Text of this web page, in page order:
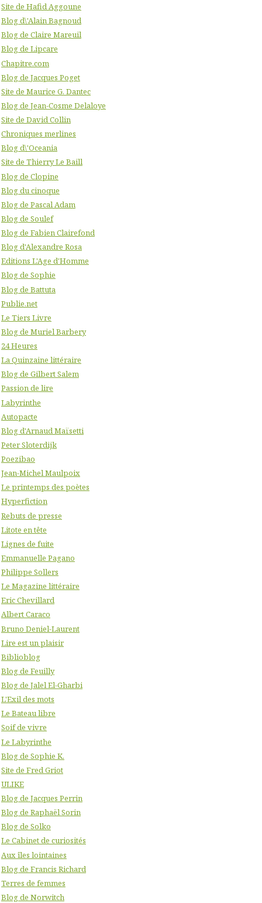
Site de Hafid Aggoune
Blog d\'Alain Bagnoud
Blog de Claire Mareuil
Blog de Lipcare
Chapitre.com
Blog de Jacques Poget
Site de Maurice G. Dantec
Blog de Jean-Cosme Delaloye
Site de David Collin
Chroniques merlines
Blog d\'Oceania
Site de Thierry Le Baill
Blog de Clopine
Blog du cinoque
Blog de Pascal Adam
Blog de Soulef
Blog de Fabien Clairefond
Blog d'Alexandre Rosa
Editions L'Age d'Homme
Blog de Sophie
Blog de Battuta
Publie.net
Le Tiers Livre
Blog de Muriel Barbery
24 Heures
La Quinzaine littéraire
Blog de Gilbert Salem
Passion de lire
Labyrinthe
Autopacte
Blog d'Arnaud Maïsetti
Peter Sloterdijk
Poezibao
Jean-Michel Maulpoix
Le printemps des poètes
Hyperfiction
Rebuts de presse
Litote en tête
Lignes de fuite
Emmanuelle Pagano
Philippe Sollers
Le Magazine littéraire
Eric Chevillard
Albert Caraco
Bruno Deniel-Laurent
Lire est un plaisir
Biblioblog
Blog de Feuilly
Blog de Jalel El-Gharbi
L'Exil des mots
Le Bateau libre
Soif de vivre
Le Labyrinthe
Blog de Sophie K.
Site de Fred Griot
ULIKE
Blog de Jacques Perrin
Blog de Raphaël Sorin
Blog de Solko
Le Cabinet de curiosités
Aux îles lointaines
Blog de Francis Richard
Terres de femmes
Blog de Norwitch